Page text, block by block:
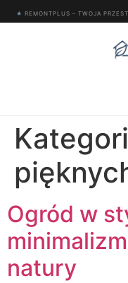
★ REMONTPLUS – TWOJA
Ogród w
natury